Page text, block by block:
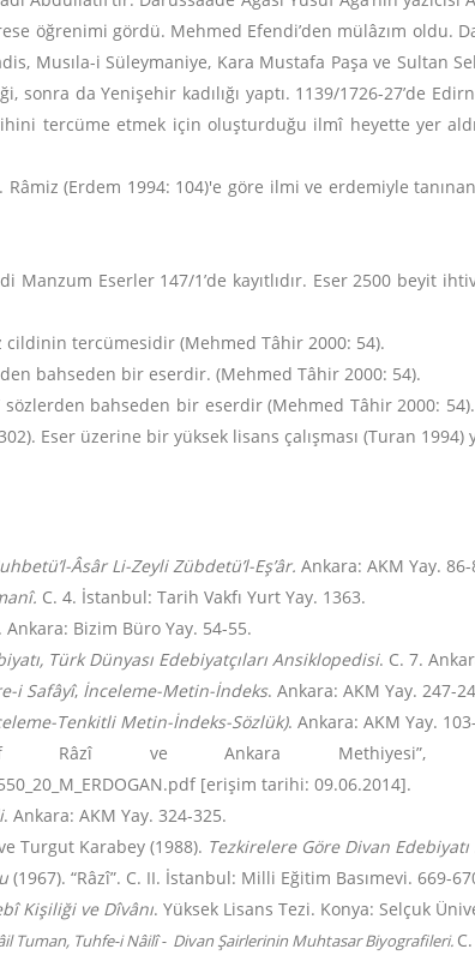
öğrenimi gördü. Mehmed Efendi’den mülâzım oldu.
Musıla-i Süleymaniye, Kara Mustafa Paşa ve Sultan
da Yenişehir kadılığı yaptı. 1139/1726-27’de
tercüme etmek için oluşturduğu ilmî heyette yer
Râmiz (Erdem 1994: 104)'e göre ilmi ve erdemiyle
Eserler 147/1’de kayıtlıdır. Eser 2500 beyit
tercümesidir (Mehmed Tâhir 2000: 54).
bahseden bir eserdir. (Mehmed Tâhir 2000: 54).
bahseden bir eserdir (Mehmed Tâhir 2000:
Eser üzerine bir yüksek lisans çalışması (Turan 1994)
Âsâr Li-Zeyli Zübdetü’l-Eş’âr. Ankara: AKM Yay. 86-
C. 4. İstanbul: Tarih Vakfı Yurt Yay. 1363.
Ankara: Bizim Büro Yay. 54-55.
Türk Dünyası Edebiyatçıları Ansiklopedisi. C. 7.
i Safâyî, İnceleme-Metin-İndeks. Ankara: AKM Yay. 247-
Tenkitli Metin-İndeks-Sözlük). Ankara: AKM Yay.
Râzî ve Ankara Methiyesi”,
[erişim tarihi: 09.06.2014].
. Ankara: AKM Yay. 324-325.
Turgut Karabey (1988). Tezkirelere Göre Divan
(1967). “Râzî”. C. II. İstanbul: Milli Eğitim Basımevi. 669-
Kişiliği ve Dîvânı. Yüksek Lisans Tezi. Konya: Selçuk
Tuman, Tuhfe-i Nâilî - Divan Şairlerinin Muhtasar Biyografileri.